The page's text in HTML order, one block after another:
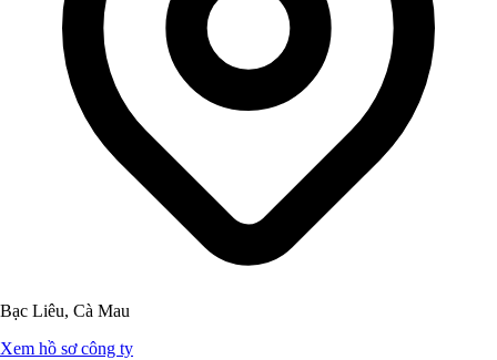
Bạc Liêu, Cà Mau
Xem hồ sơ công ty